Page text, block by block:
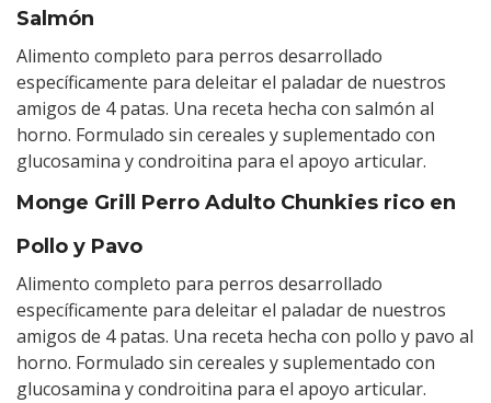
Salmón
Alimento completo para perros desarrollado
específicamente para deleitar el paladar de nuestros
amigos de 4 patas. Una receta hecha con salmón al
horno. Formulado sin cereales y suplementado con
glucosamina y condroitina para el apoyo articular.
Monge Grill Perro Adulto Chunkies rico en
Pollo y Pavo
Alimento completo para perros desarrollado
específicamente para deleitar el paladar de nuestros
amigos de 4 patas. Una receta hecha con pollo y pavo al
horno. Formulado sin cereales y suplementado con
glucosamina y condroitina para el apoyo articular.